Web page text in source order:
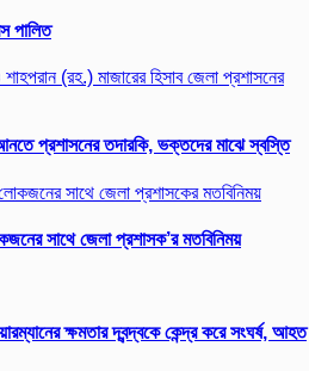
পালিত
প্রশাসনের তদারকি, ভক্তদের মাঝে স্বস্তি
সাথে জেলা প্রশাসক’র মতবিনিময়
ক্ষমতার দ্বন্দ্বকে কেন্দ্র করে সংঘর্ষ, আহত